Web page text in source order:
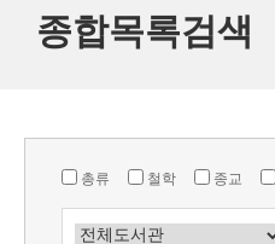
종합목록검색
총류 철학 종교